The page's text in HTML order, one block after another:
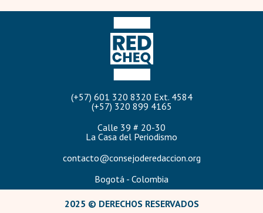
(+57) 601 320 8320 Ext. 4584
(+57) 320 899 4165
Calle 39 # 20-30
La Casa del Periodismo
contacto@consejoderedaccion.org
Bogotá - Colombia
2025 © DERECHOS RESERVADOS